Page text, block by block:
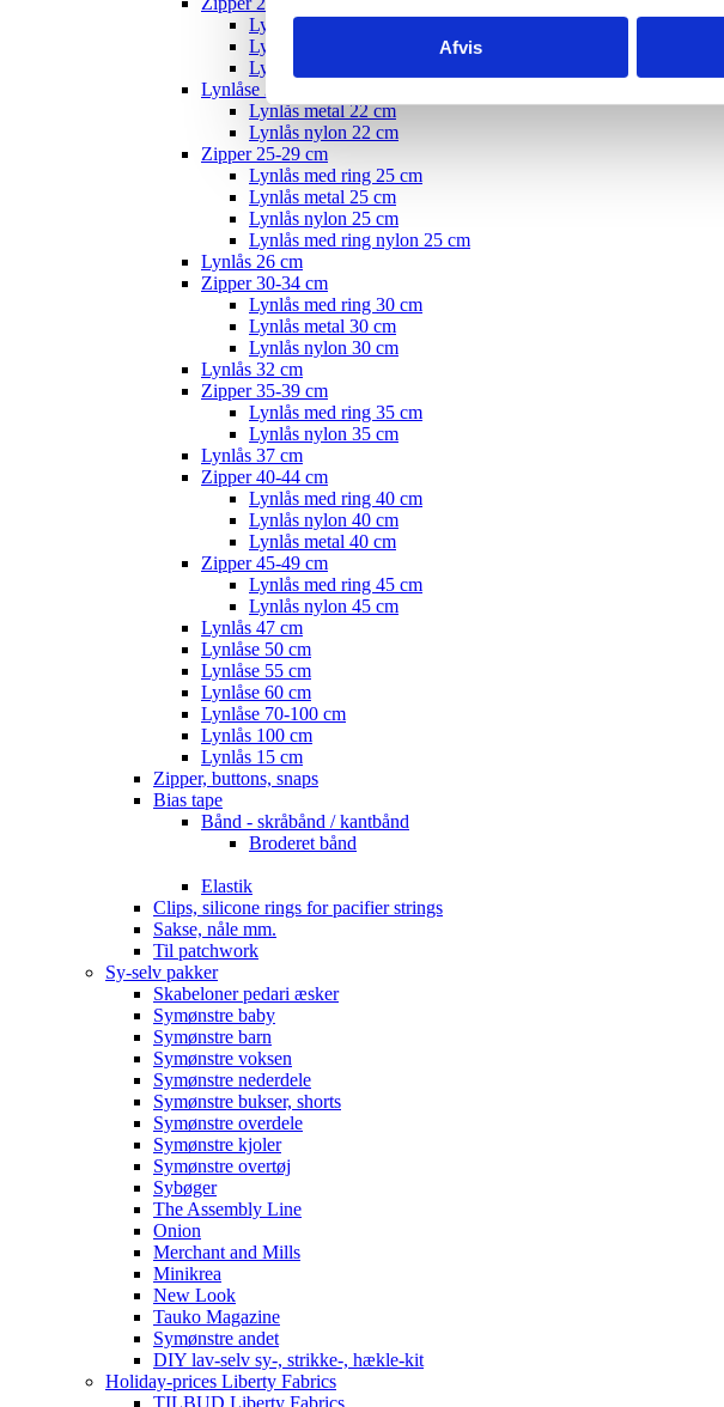
Afvis
Lynlås med ring 20 cm
Lynlås metal 20 cm
Lynlås nylon 20 cm
Lynlåse 22 cm
Lynlås metal 22 cm
Lynlås nylon 22 cm
Zipper 25-29 cm
Lynlås med ring 25 cm
Lynlås metal 25 cm
Lynlås nylon 25 cm
Lynlås med ring nylon 25 cm
Lynlås 26 cm
Zipper 30-34 cm
Lynlås med ring 30 cm
Lynlås metal 30 cm
Lynlås nylon 30 cm
Lynlås 32 cm
Zipper 35-39 cm
Lynlås med ring 35 cm
Lynlås nylon 35 cm
Lynlås 37 cm
Zipper 40-44 cm
Lynlås med ring 40 cm
Lynlås nylon 40 cm
Lynlås metal 40 cm
Zipper 45-49 cm
Lynlås med ring 45 cm
Lynlås nylon 45 cm
Lynlås 47 cm
Lynlåse 50 cm
Lynlåse 55 cm
Lynlåse 60 cm
Lynlåse 70-100 cm
Lynlås 100 cm
Lynlås 15 cm
Zipper, buttons, snaps
Bias tape
Bånd - skråbånd / kantbånd
Broderet bånd
Elastik
Clips, silicone rings for pacifier strings
Sakse, nåle mm.
Til patchwork
Sy-selv pakker
Skabeloner pedari æsker
Symønstre baby
Symønstre barn
Symønstre voksen
Symønstre nederdele
Symønstre bukser, shorts
Symønstre overdele
Symønstre kjoler
Symønstre overtøj
Sybøger
The Assembly Line
Onion
Merchant and Mills
Minikrea
New Look
Tauko Magazine
Symønstre andet
DIY lav-selv sy-, strikke-, hækle-kit
Holiday-prices Liberty Fabrics
TILBUD Liberty Fabrics